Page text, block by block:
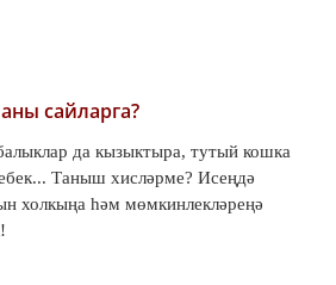
сайларга?
да кызыктыра, тутый кошка
Таныш хисләрме? Исеңдә
холкыңа һәм мөмкинлекләреңә